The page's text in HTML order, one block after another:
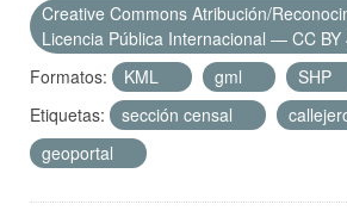
Creative Commons Atribución/
Licencia Pública Internacional — CC BY
Formatos:
KML gml SHP
Etiquetas:
sección censal
geoportal